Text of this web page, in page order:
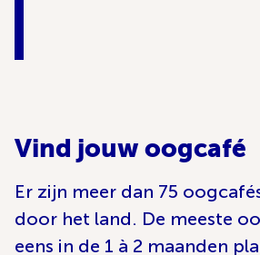
Vind jouw oogcafé
Er zijn meer dan 75
door het land. De meeste
eens in de 1 à 2 maanden